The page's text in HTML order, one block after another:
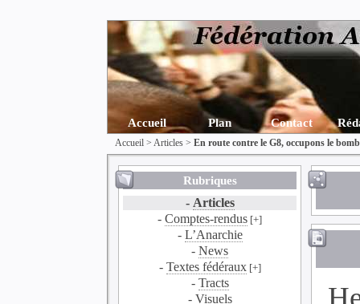
Accueil Plan Contact
Accueil >Articles >En route contre le G8, occupons le
Rubriques
- Articles
-Comptes-rendus [+]
- L’Anarchie
-News
- Textes fédéraux[+]
- Tracts
- Visuels